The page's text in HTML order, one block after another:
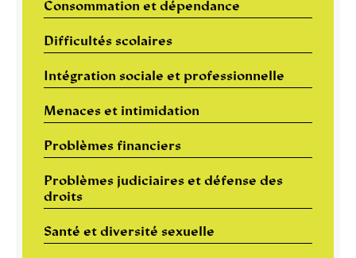
Consommation et dépendance
Difficultés scolaires
Intégration sociale et professionnelle
Menaces et intimidation
Problèmes financiers
Problèmes judiciaires et défense des
droits
Santé et diversité sexuelle